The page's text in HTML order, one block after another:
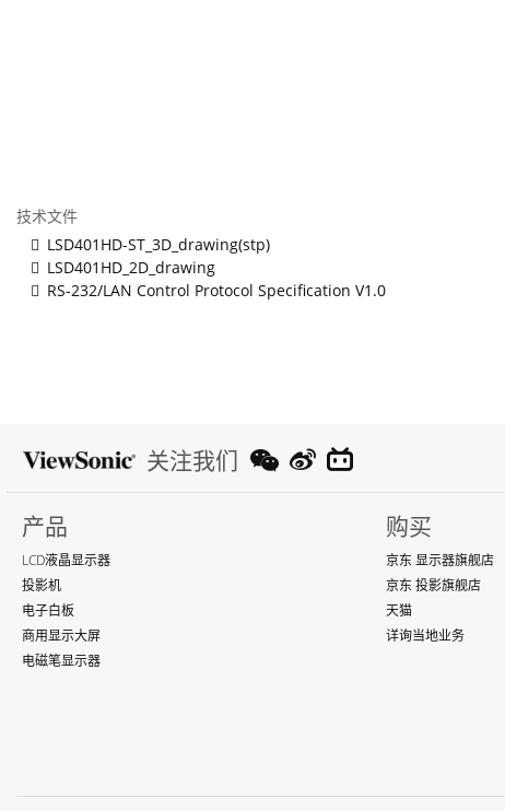
技术文件
LSD401HD-ST_3D_drawing(stp)
LSD401HD_2D_drawing
RS-232/LAN Control Protocol Specification V1.0
关注我们
产品
LCD液晶显示器
投影机
电子白板
商用显示大屏
电磁笔显示器
购买
京东 显示器旗舰店
京东 投影旗舰店
天猫
详询当地业务